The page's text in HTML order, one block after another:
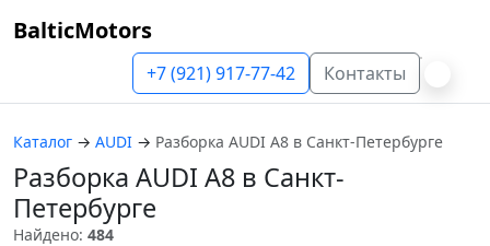
BalticMotors
+7 (921) 917-77-42 Контакты
Каталог → AUDI → Разборка AUDI A8 в Санкт-Петербурге
Разборка AUDI A8 в Санкт-
Петербурге
Найдено: 484